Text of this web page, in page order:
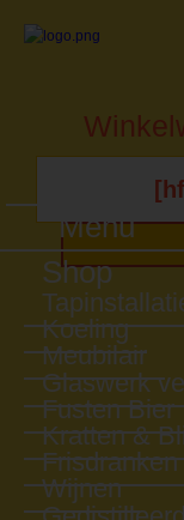
Menu
Shop
Koeling
Meubilair
Glaswerk
Fusten Bier
Kratten &
Frisdranken
Wijnen